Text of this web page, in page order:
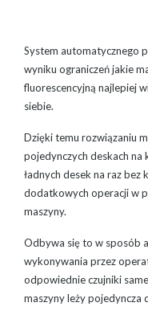
System automatycznego
wyniku ograniczeń jakie
fluorescencyjną najlepiej
siebie.
Dzięki temu rozwiązaniu
pojedynczych deskach na
ładnych desek na raz bez
dodatkowych operacji w
maszyny.
Odbywa się to w sposób
wykonywania przez
odpowiednie czujniki
maszyny leży pojedyncza